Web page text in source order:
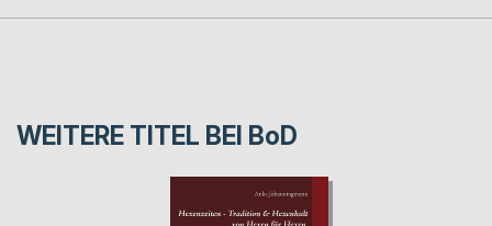
WEITERE TITEL BEI BoD